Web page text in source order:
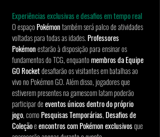
Experiências exclusivas e desafios em tempo real
O espaço Pokémon também será palco de atividades
voltadas para todas as idades. Professores
Pokémon estarão à disposição para ensinar os
fundamentos do TCG, enquanto membros da Equipe
GO Rocket desafiarão os visitantes em batalhas ao
vivo no Pokémon GO. Além disso, jogadores que
estiverem presentes na gamescom latam poderão
participar de eventos únicos dentro do próprio
jogo, como Pesquisas Temporárias, Desafios de
Coleção e encontros com Pokémon exclusivos que